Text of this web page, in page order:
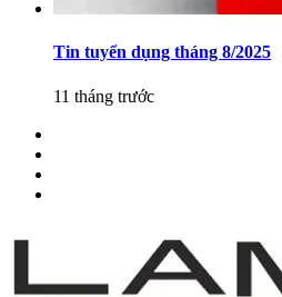
Tin tuyển dụng tháng 8/2025
11 tháng trước